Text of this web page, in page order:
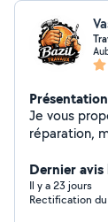
Présentation
Je vous
réparation,
pour tous
quotidien.
vie, avec
Dernier
Il y a 23 jours
Rectification